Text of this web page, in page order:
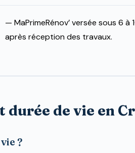
— MaPrimeRénov’ versée sous 6 à
après réception des travaux.
durée de vie en
?